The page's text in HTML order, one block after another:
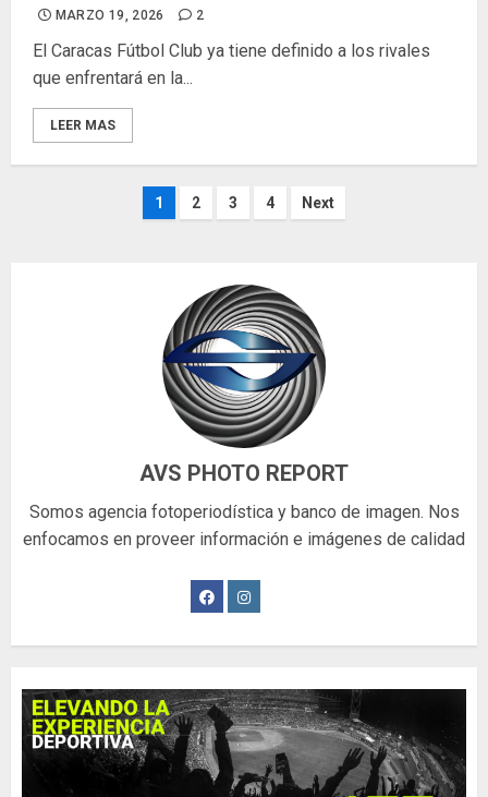
MARZO 19, 2026 2
El Caracas Fútbol Club ya tiene definido a los rivales
que enfrentará en la...
LEER MAS
Paginación
entradas
1 2 3 4 Next
AVS PHOTO REPORT
Somos agencia fotoperiodística y banco de imagen. Nos
enfocamos en proveer información e imágenes de calidad